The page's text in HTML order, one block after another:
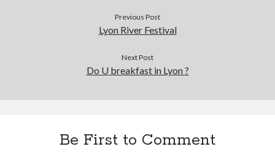
Previous Post
Lyon River Festival
Next Post
Do U breakfast in Lyon ?
Be First to Comment